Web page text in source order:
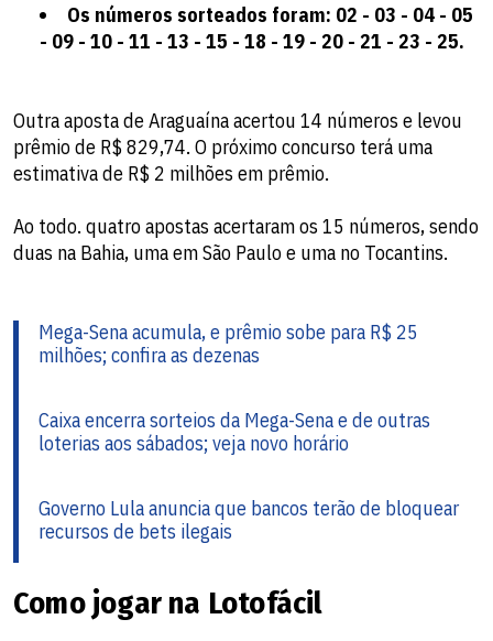
Os números sorteados foram: 02 - 03 - 04 - 05
- 09 - 10 - 11 - 13 - 15 - 18 - 19 - 20 - 21 - 23 - 25.
Outra aposta de Araguaína acertou 14 números e levou
prêmio de R$ 829,74. O próximo concurso terá uma
estimativa de R$ 2 milhões em prêmio.
Ao todo. quatro apostas acertaram os 15 números, sendo
duas na Bahia, uma em São Paulo e uma no Tocantins.
Mega-Sena acumula, e prêmio sobe para R$ 25
milhões; confira as dezenas
Caixa encerra sorteios da Mega-Sena e de outras
loterias aos sábados; veja novo horário
Governo Lula anuncia que bancos terão de bloquear
recursos de bets ilegais
Como jogar na Lotofácil